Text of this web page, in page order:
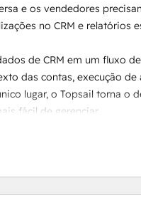
e os vendedores
no CRM e relatórios
de CRM em um fluxo
das contas, execução de
lugar, o Topsail torna o
fácil de gerenciar.
visibilidade para os líderes